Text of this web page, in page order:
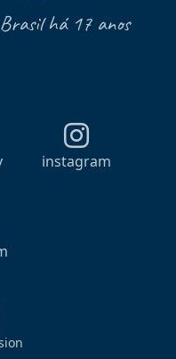
há 17 anos
instagram